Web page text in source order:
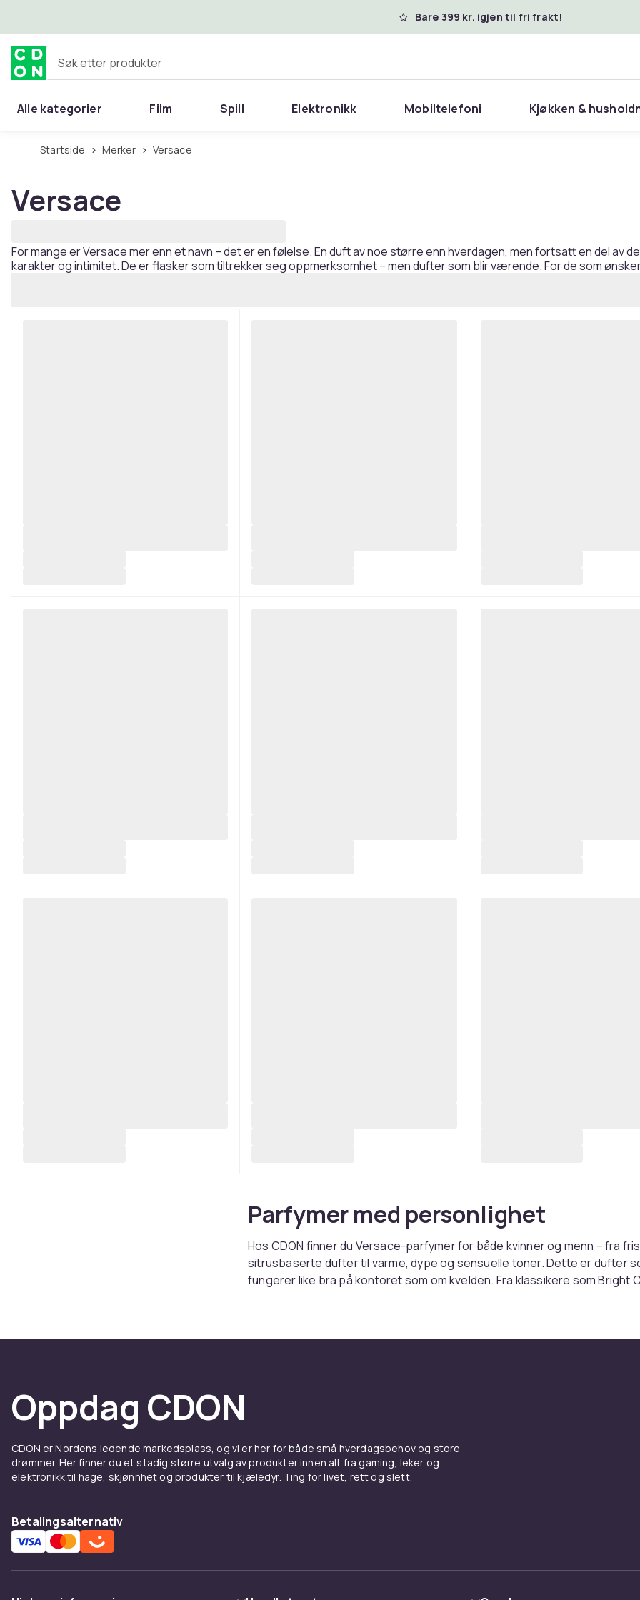
Bare 399 kr. igjen til fri frakt!
Søk etter produkter
Alle kategorier Film Spill Elektronikk Mobiltelefoni Kjøkken &
Startside Merker Versace
Versace
For mange er Versace mer enn et navn – det er en følelse. En duft av noe større enn hverdagen, men fortsatt en del av
karakter og intimitet. De er flasker som tiltrekker seg oppmerksomhet – men dufter som blir værende. For de som
Parfymer med personlighet
Hos CDON finner du Versace-parfymer for både kvinner og menn – fra
sitrusbaserte dufter til varme, dype og sensuelle toner. Dette er dufter
fungerer like bra på kontoret som om kvelden. Fra klassikere som Bright
å ta over rommet.
En duft som varer hele dagen
anledninger som ikke engang trenger å være spesielle for at du skal ville
Oppdag CDON
CDON er Nordens ledende markedsplass, og vi er her for både små hverdagsbehov og store
drømmer. Her finner du et stadig større utvalg av produkter innen alt fra gaming, leker og
elektronikk til hage, skjønnhet og produkter til kjæledyr. Ting for livet, rett og slett.
Betalingsalternativ